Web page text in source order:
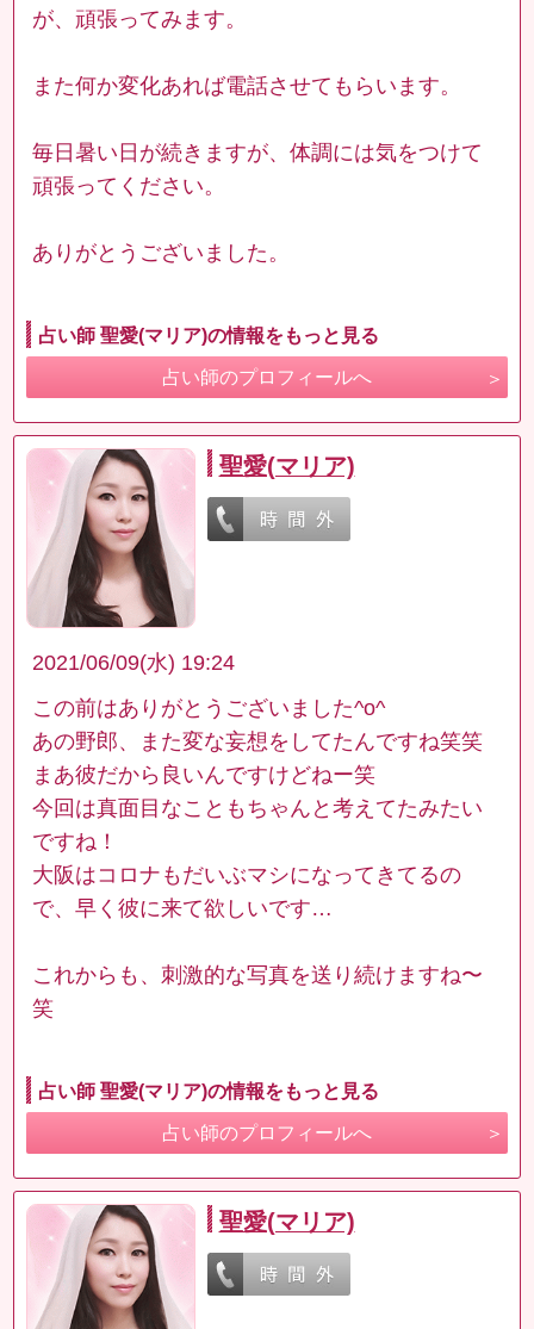
が、頑張ってみます。
また何か変化あれば電話させてもらいます。
毎日暑い日が続きますが、体調には気をつけて
頑張ってください。
ありがとうございました。
占い師 聖愛(マリア)の情報をもっと見る
占い師のプロフィールへ
聖愛(マリア)
2021/06/09(水) 19:24
この前はありがとうございました^o^
あの野郎、また変な妄想をしてたんですね笑笑
まあ彼だから良いんですけどねー笑
今回は真面目なこともちゃんと考えてたみたい
ですね！
大阪はコロナもだいぶマシになってきてるの
で、早く彼に来て欲しいです…
これからも、刺激的な写真を送り続けますね〜
笑
占い師 聖愛(マリア)の情報をもっと見る
占い師のプロフィールへ
聖愛(マリア)